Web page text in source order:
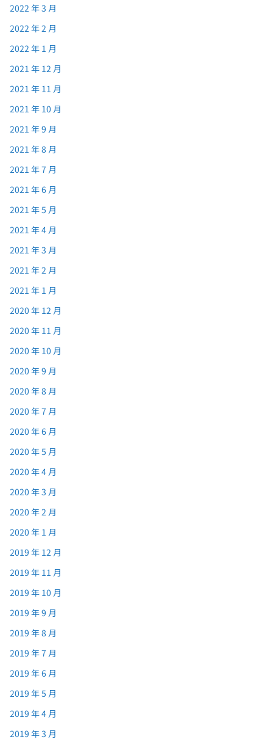
2022 年 3 月
2022 年 2 月
2022 年 1 月
2021 年 12 月
2021 年 11 月
2021 年 10 月
2021 年 9 月
2021 年 8 月
2021 年 7 月
2021 年 6 月
2021 年 5 月
2021 年 4 月
2021 年 3 月
2021 年 2 月
2021 年 1 月
2020 年 12 月
2020 年 11 月
2020 年 10 月
2020 年 9 月
2020 年 8 月
2020 年 7 月
2020 年 6 月
2020 年 5 月
2020 年 4 月
2020 年 3 月
2020 年 2 月
2020 年 1 月
2019 年 12 月
2019 年 11 月
2019 年 10 月
2019 年 9 月
2019 年 8 月
2019 年 7 月
2019 年 6 月
2019 年 5 月
2019 年 4 月
2019 年 3 月